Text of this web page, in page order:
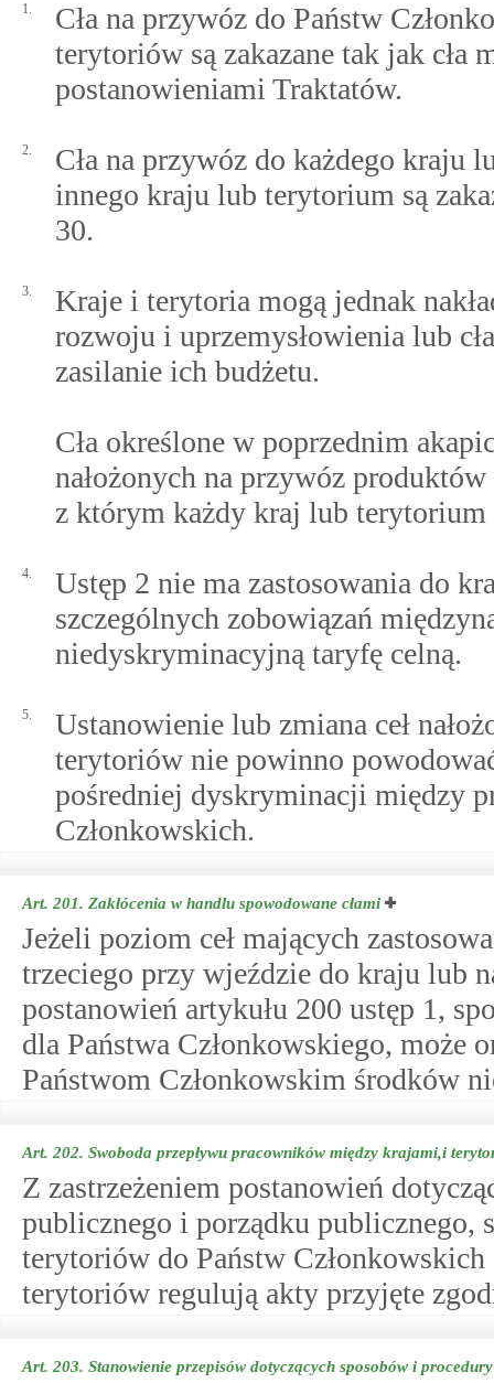
1.
Cła na przywóz do Państw
terytoriów są zakazane tak jak cła
postanowieniami Traktatów.
2.
Cła na przywóz do każdego kraju
innego kraju lub terytorium są
30.
3.
Kraje i terytoria mogą jednak
rozwoju i uprzemysłowienia lub
zasilanie ich budżetu.
Cła określone w poprzednim
nałożonych na przywóz
z którym każdy kraj lub
4.
Ustęp 2 nie ma zastosowania do
szczególnych zobowiązań
niedyskryminacyjną taryfę celną.
5.
Ustanowienie lub zmiana ceł
terytoriów nie powinno
pośredniej dyskryminacji między
Członkowskich.
Art. 201. Zakłócenia w handlu spowodowane cłami
Jeżeli poziom ceł mających
trzeciego przy wjeździe do kraju lub
postanowień artykułu 200 ustęp 1,
dla Państwa Członkowskiego, może
Państwom Członkowskim środków
Art. 202. Swoboda przepływu pracowników między krajami,i
Z zastrzeżeniem postanowień
publicznego i porządku publicznego,
terytoriów do Państw
terytoriów regulują akty przyjęte
Art. 203. Stanowienie przepisów dotyczących sposobów i